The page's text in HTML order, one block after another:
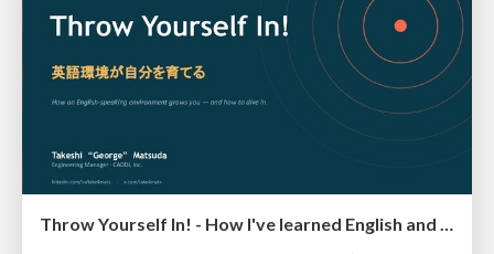
Throw Yourself In! - How I've learned English and What I'm Facing